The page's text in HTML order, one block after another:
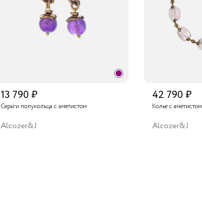
13 790 ₽
Серьги полукольца с аметистом
Alcozer&J
42 790 ₽
Колье с аметистом
Alcozer&J